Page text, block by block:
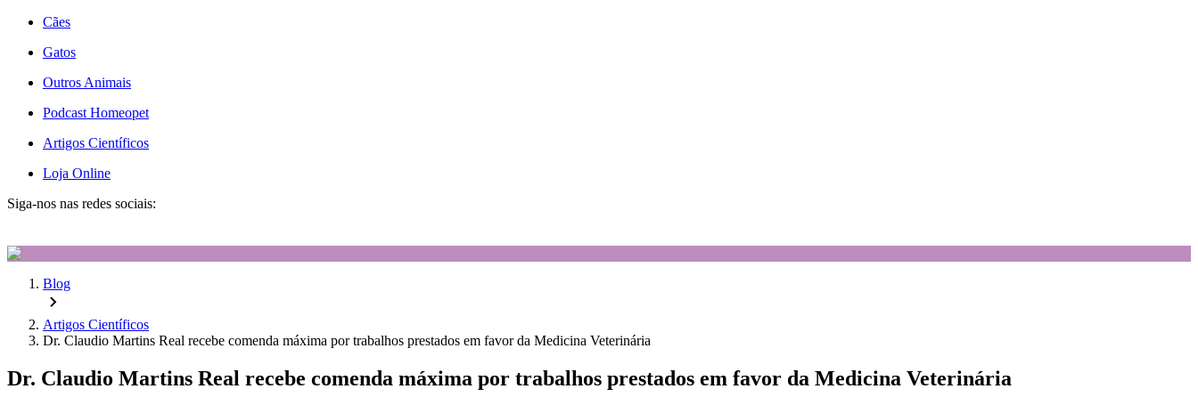
Cães
Gatos
Outros Animais
Podcast Homeopet
Artigos Científicos
Loja Online
Siga-nos nas redes sociais:
Blog
Artigos Científicos
Dr. Claudio Martins Real recebe comenda máxima por trabalhos prestados em favor da Medicina Veterinária
Dr. Claudio Martins Real recebe comenda máxima por trabalhos prestados em favor da Medicina Veterinária